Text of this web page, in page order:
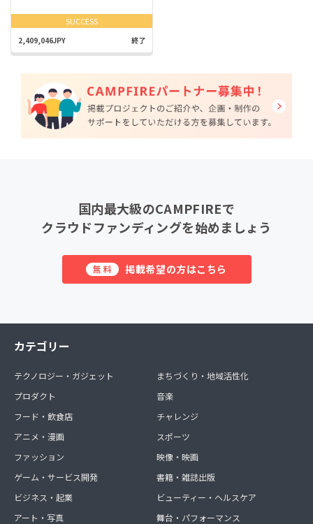
SUCCESS
2,409,046JPY 終了
国内最大級のCAMPFIREで
クラウドファンディングを始めましょう
無料 掲載希望の方はこちら
カテゴリー
テクノロジー・ガジェット
プロダクト
フード・飲食店
アニメ・漫画
ファッション
ゲーム・サービス開発
ビジネス・起業
アート・写真
まちづくり・地域活性化
音楽
チャレンジ
スポーツ
映像・映画
書籍・雑誌出版
ビューティー・ヘルスケア
舞台・パフォーマンス